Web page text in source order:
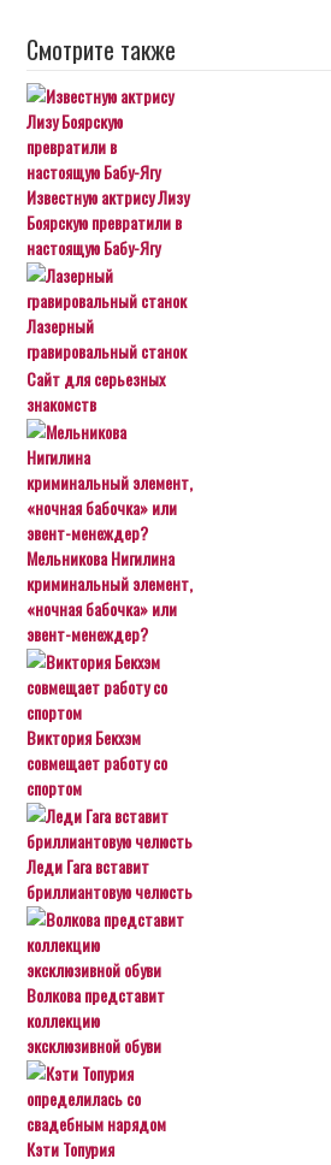
Смотрите также
Известную актрису Лизу
Боярскую превратили в
настоящую Бабу-Ягу
Лазерный
гравировальный станок
Сайт для серьезных
знакомств
Мельникова Нигилина
криминальный элемент,
«ночная бабочка» или
эвент-менеждер?
Виктория Бекхэм
совмещает работу со
спортом
Леди Гага вставит
бриллиантовую челюсть
Волкова представит
коллекцию
эксклюзивной обуви
Кэти Топурия